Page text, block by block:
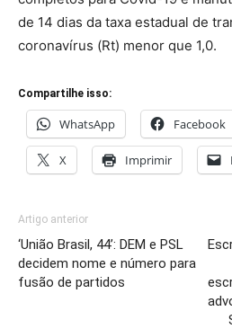
de 14 dias da taxa estadual de
coronavírus (Rt) menor que 1,0.
Compartilhe isso:
WhatsApp Facebook
X Imprimir
Artigo anterior
‘União Brasil, 44’: DEM e PSL
decidem nome e número para
fusão de partidos